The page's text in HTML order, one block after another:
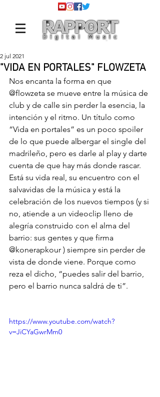
"VIDA EN PORTALES" FLOWZETA
2 jul 2021
Nos encanta la forma en que
@flowzeta se mueve entre la música de
club y de calle sin perder la esencia, la
intención y el ritmo. Un título como
“Vida en portales” es un poco spoiler
de lo que puede albergar el single del
madrileño, pero es darle al play y darte
cuenta de que hay más donde rascar.
Está su vida real, su encuentro con el
salvavidas de la música y está la
celebración de los nuevos tiempos (y si
no, atiende a un videoclip lleno de
alegría construido con el alma del
barrio: sus gentes y que firma
@konerapkour ) siempre sin perder de
vista de donde viene. Porque como
reza el dicho, “puedes salir del barrio,
pero el barrio nunca saldrá de ti”.
https://www.youtube.com/watch?
v=JiCYaGwrMm0